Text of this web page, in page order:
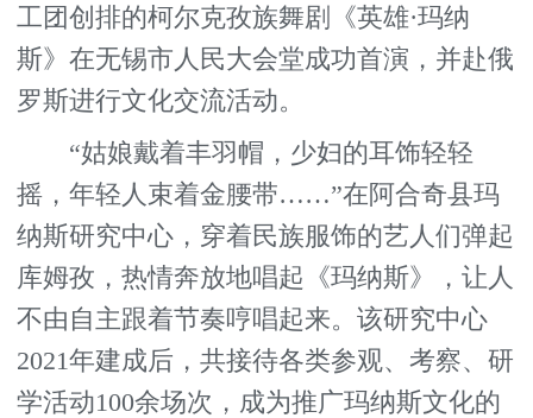
工团创排的柯尔克孜族舞剧《英雄·玛纳
斯》在无锡市人民大会堂成功首演，并赴俄
罗斯进行文化交流活动。
“姑娘戴着丰羽帽，少妇的耳饰轻轻
摇，年轻人束着金腰带……”在阿合奇县玛
纳斯研究中心，穿着民族服饰的艺人们弹起
库姆孜，热情奔放地唱起《玛纳斯》，让人
不由自主跟着节奏哼唱起来。该研究中心
2021年建成后，共接待各类参观、考察、研
学活动100余场次，成为推广玛纳斯文化的